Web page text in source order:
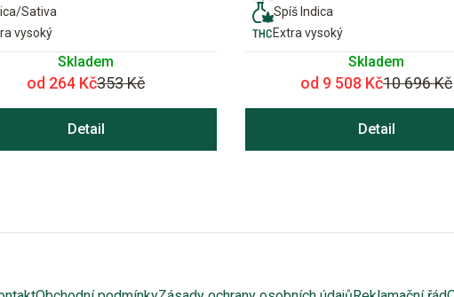
Sativa
vysoký
Skladem
od 264 Kč353 Kč
Detail
Spíš Indica
Extra vysoký
Skladem
od 9 508 Kč10 696 Kč
Detail